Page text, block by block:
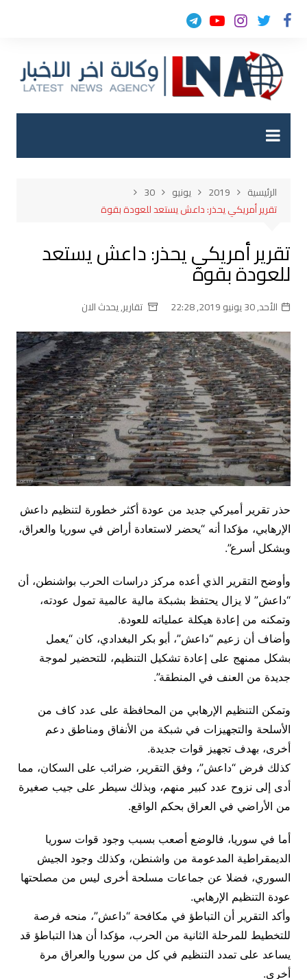
التجاوز
الرئيسية 2019 يونيو
30
تقرير أمريكي يحذر: داعش يستعد للعودة بقوة
تقرير أمريكي يحذر: داعش يستعد
للعودة بقوة
الأحد, 30 يونيو 2019, 22:28 تقارير,يحدث الان
حذر تقرير أميركي جديد من عودة أكثر خطورة لتنظيم داعش
الإرهابي، مؤكدا أنه “يحضر لاستعادة أراض في سوريا والعراق،
وبشكل أسرع”.
وأوضح التقرير الذي أعده مركز دراسات الحرب بواشنطن، أن
“داعش” لا يزال يحتفظ بشبكة مالية عالمية تمول عودته،
وتمكنه من إعادة هيكلة عملياته للعودة.
وأضاف أن زعيم “داعش”، أبو بكر البغدادي، كان “يعمل
بشكل ممنهج على إعادة تشكيل التنظيم، للتحضير لموجة
جديدة من العنف في المنطقة”.
وتمكن التنظيم الإرهابي من المحافظة على عدد كاف من
الأسلحة والتجهيزات في شبكة من الأنفاق ومناطق دعم
أخرى، بهدف تجهيز قوات جديدة.
كذلك فرض “داعش”، وفق التقرير، ضرائب على السكان، مما
أدى إلى نزوح عدد كبير منهم، وبذلك سيطر على جيب صغيرة
من الأراضي في العراق بحكم الواقع.
أما في سوريا، فالوضع أصعب بسبب وجود قوات سوريا
الديمقراطية المدعومة من واشنطن، وكذلك وجود الجيش
السوري، فضلا عن جماعات مسلحة أخرى ليس من مصلحتها
عودة التنظيم الإرهابي.
وأكد التقرير أن التباطؤ في مكافحة “داعش”، منحه فرصة
للتخطيط للمرحلة الثانية من الحرب، مؤكدا أن هذا التباطؤ قد
يساعد على تمدد التنظيم في كل من سوريا والعراق مرة
أخرى.